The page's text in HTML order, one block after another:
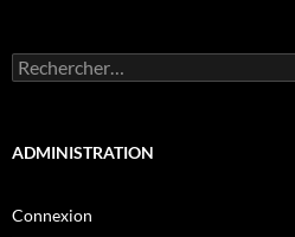
Rechercher :
ADMINISTRATION
Connexion